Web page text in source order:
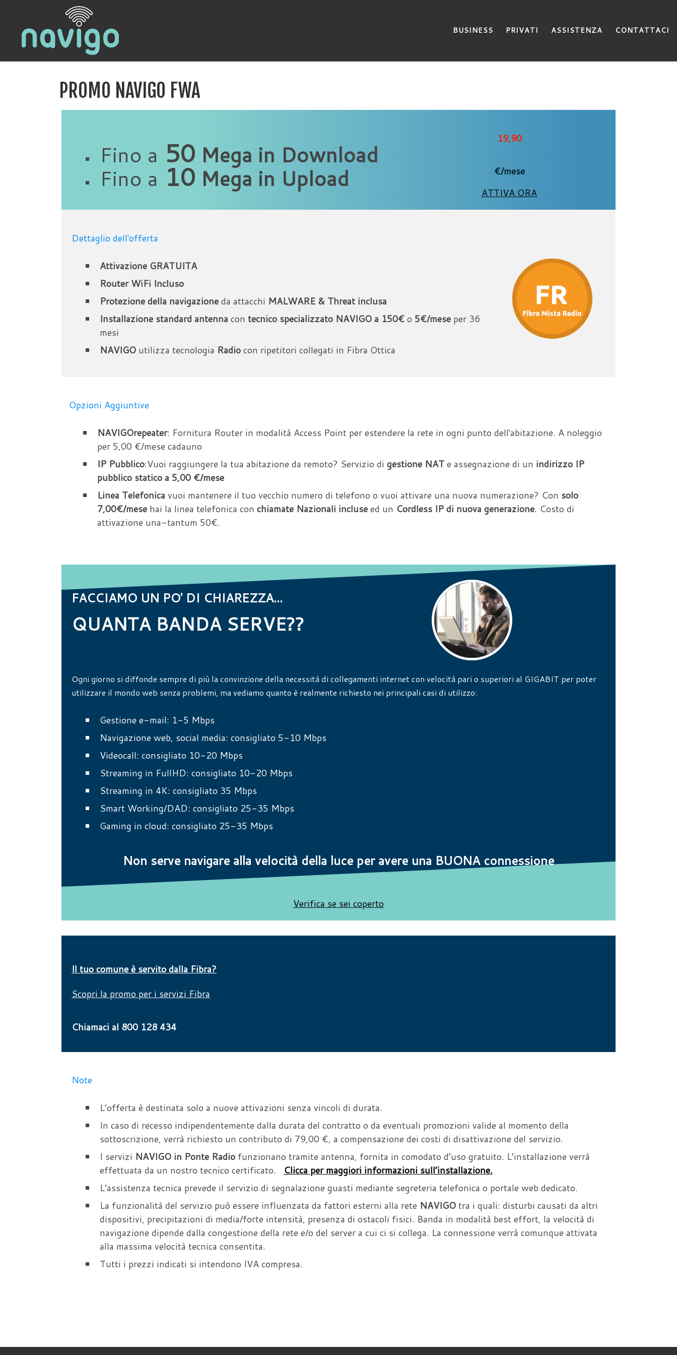
Skip to content
BUSINESS
PRIVATI ASSISTENZA CONTATTACI
PROMO NAVIGO FWA
Fino a 50 Mega in Download
Fino a 10 Mega in Upload
19,90
€/mese
ATTIVA ORA
Dettaglio dell'offerta
Attivazione GRATUITA
Router WiFi Incluso
Protezione della navigazioneda attacchi MALWARE & Threat inclusa
Installazione standard antenna con tecnico specializzato NAVIGO a 150€o 5€/mese per 36
mesi
NAVIGO utilizza tecnologia Radiocon ripetitori collegati in Fibra Ottica
Opzioni Aggiuntive
NAVIGOrepeater: Fornitura Router in modalità Access Point per estendere la rete in ogni punto dell'abitazione. A noleggio
per 5,00 €/mese cadauno
IP Pubblico:Vuoi raggiungere la tua abitazione da remoto? Servizio di gestione NATe assegnazione di un indirizzo IP
pubblico statico a 5,00 €/mese
Linea Telefonica vuoi mantenere il tuo vecchio numero di telefono o vuoi attivare una nuova numerazione? Con solo
7,00€/mese hai la linea telefonica con chiamate Nazionali incluseed un Cordless IP di nuova generazione. Costo di
attivazione una-tantum 50€.
FACCIAMO UN PO' DI CHIAREZZA...
QUANTA BANDA SERVE??
Ogni giorno si diffonde sempre di più la convinzione della necessità di collegamenti internet con velocità pari o superiori al GIGABIT per poter
utilizzare il mondo web senza problemi, ma vediamo quanto è realmente richiesto nei principali casi di utilizzo:
Gestione e-mail: 1-5 Mbps
Navigazione web, social media: consigliato 5-10 Mbps
Videocall: consigliato 10-20 Mbps
Streaming in FullHD: consigliato 10-20 Mbps
Streaming in 4K: consigliato 35 Mbps
Smart Working/DAD: consigliato 25-35 Mbps
Gaming in cloud: consigliato 25-35 Mbps
Non serve navigare alla velocità della luce per avere una BUONA connessione
Verifica se sei coperto
Il tuo comune è servito dalla Fibra?
Scopri la promo per i servizi Fibra
Chiamaci al 800 128 434
Note
L’offerta è destinata solo a nuove attivazioni senza vincoli di durata.
In caso di recesso indipendentemente dalla durata del contratto o da eventuali promozioni valide al momento della
sottoscrizione, verrà richiesto un contributo di 79,00 €, a compensazione dei costi di disattivazione del servizio.
I servizi NAVIGO in Ponte Radio funzionano tramite antenna, fornita in comodato d’uso gratuito. L’installazione verrà
effettuata da un nostro tecnico certificato. Clicca per maggiori informazioni sull’installazione.
L’assistenza tecnica prevede il servizio di segnalazione guasti mediante segreteria telefonica o portale web dedicato.
La funzionalità del servizio può essere influenzata da fattori esterni alla rete NAVIGO tra i quali: disturbi causati da altri
dispositivi, precipitazioni di media/forte intensità, presenza di ostacoli fisici. Banda in modalità best effort, la velocità di
navigazione dipende dalla congestione della rete e/o del server a cui ci si collega. La connessione verrà comunque attivata
alla massima velocità tecnica consentita.
Tutti i prezzi indicati si intendono IVA compresa.